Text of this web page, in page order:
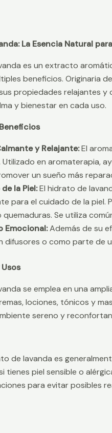
La Esencia Natural
es un extracto
beneficios. Originaria
propiedades relajantes y
y bienestar en cada uso.
y Relajante:El
Utilizado en aromaterapia,
un sueño más
la Piel:El hidrato de
para el cuidado de la piel.
quemaduras. Se utiliza
Emocional:Además de su
difusores o como parte de
se emplea en una
lociones, tónicos y
sereno y
de lavanda es
tienes piel sensible o
para evitar posibles